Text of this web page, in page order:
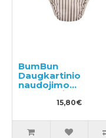
BumBun
Daugkartinio
naudojimo
sauskelnės
plaukimui ir tualeto
15,80€